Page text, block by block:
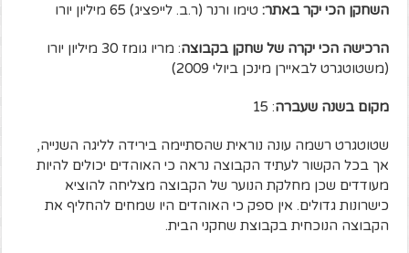
השחקן הכי יקר באתר: טימו ורנר (ר.ב. לייפציג) 65 מיליון יורו
הרכישה הכי יקרה של שחקן בקבוצה
: מריו גומז 30 מיליון יורו
(משטוטגרט לבאיירן מינכן ביולי 2009)
מקום בשנה שעברה: 15
שטוטגרט רשמה עונה נוראית שהסתיימה בירידה לליגה השנייה,
אך בכל הקשור לעתיד הקבוצה נראה כי האוהדים יכולים להיות
מעודדים שכן מחלקת הנוער של הקבוצה מצליחה להוציא
כישרונות גדולים. אין ספק כי האוהדים היו שמחים להחליף את
הקבוצה הנוכחית בקבוצת שחקני הבית.